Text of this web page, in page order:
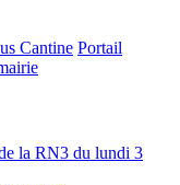
Cantine Portail
la RN3 du lundi 3